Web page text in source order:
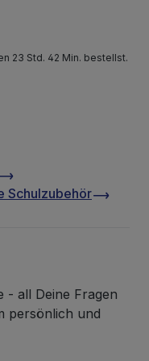
23 Std. 42 Min. bestellst.
Schulzubehör
- all Deine Fragen
persönlich und